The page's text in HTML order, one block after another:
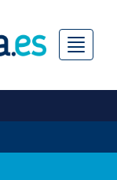
Menú